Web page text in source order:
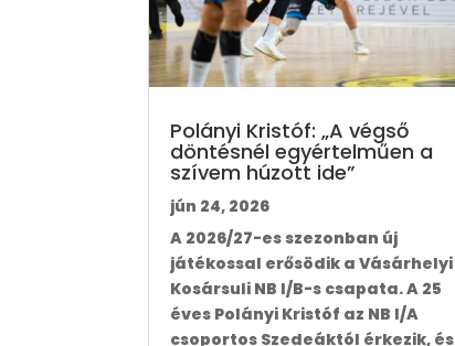
Polányi Kristóf: „A végső
döntésnél egyértelműen a
szívem húzott ide”
jún 24, 2026
A 2026/27-es szezonban új
játékossal erősödik a Vásárhelyi
Kosársuli NB I/B-s csapata. A 25
éves Polányi Kristóf az NB I/A
csoportos Szedeáktól érkezik, és